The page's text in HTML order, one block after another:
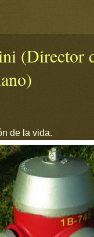
(Director
de la vida.